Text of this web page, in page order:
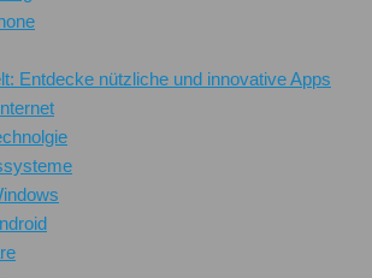
Entdecke nützliche und innovative Apps